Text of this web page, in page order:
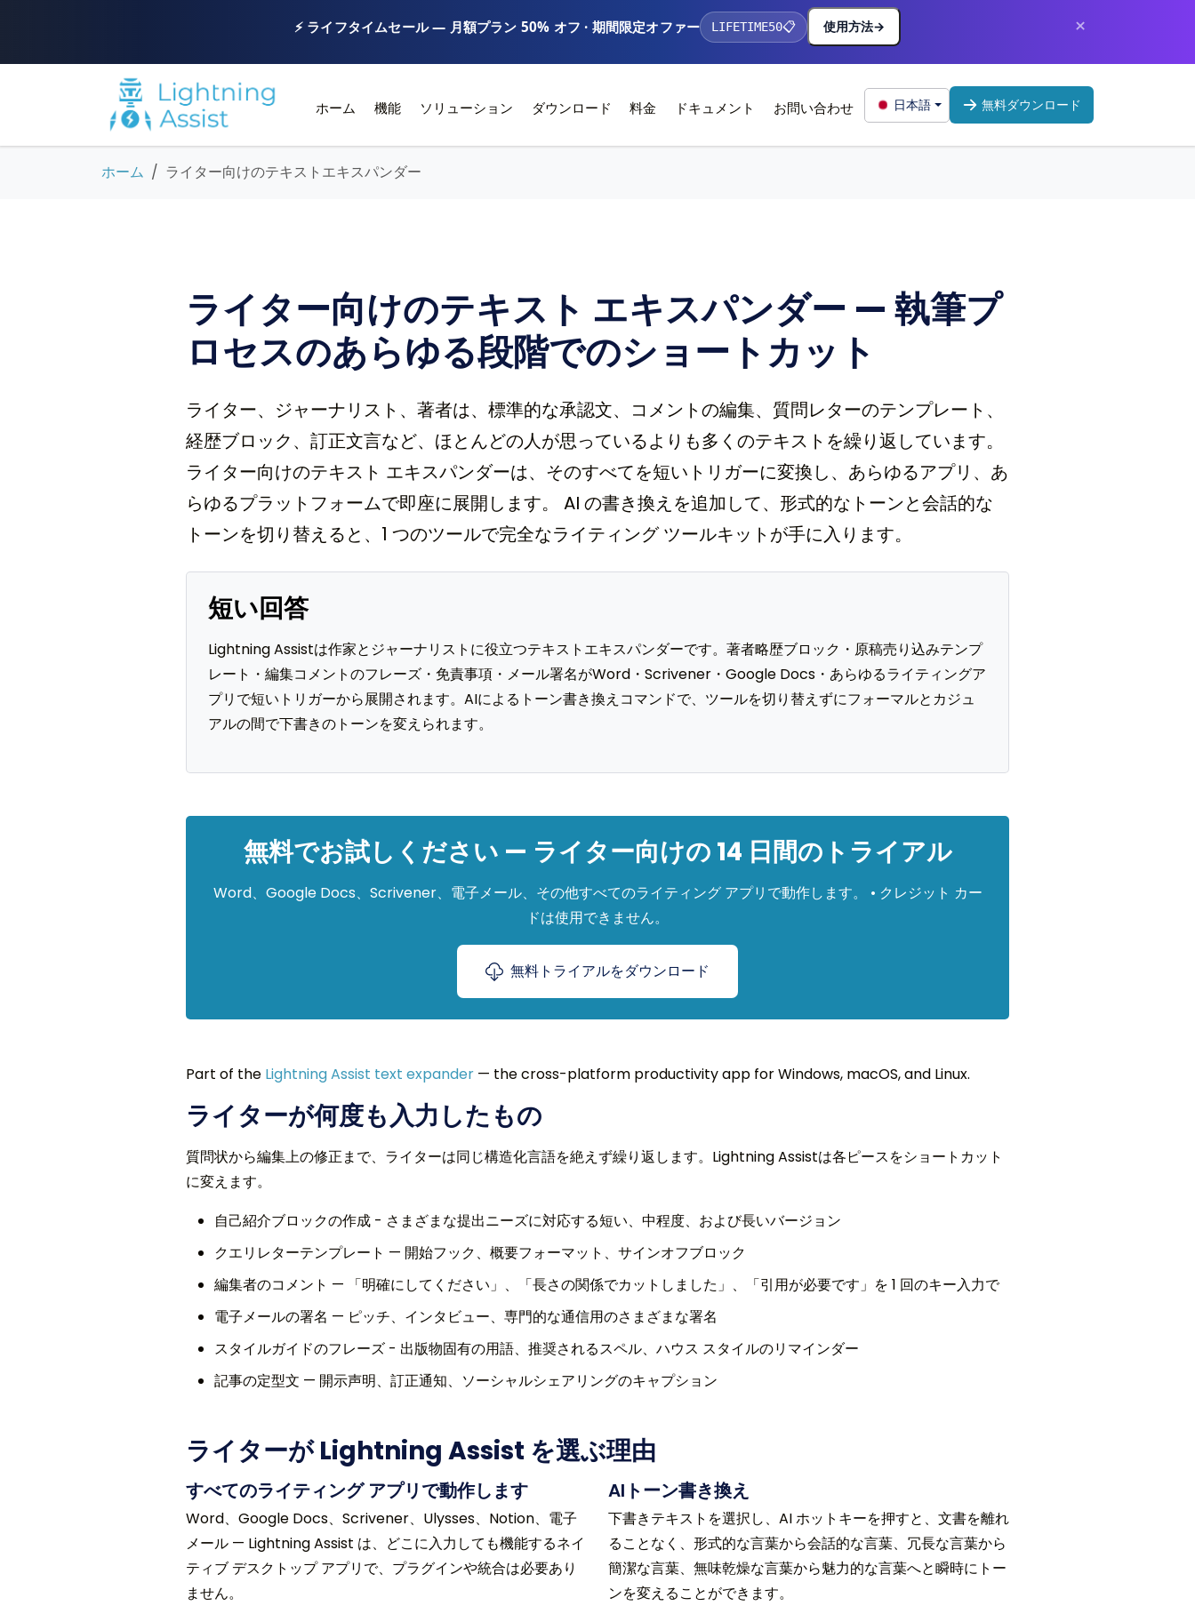
⚡ ライフタイムセール — 月額プラン 50% オフ · 期間限定オファー LIFETIME50📋 使用方法→ ×
ホーム 機能 ソリューション ダウンロード 料金 ドキュメント お問い合わせ 日本語 無料ダウンロード
ホーム ライター向けのテキストエキスパンダー
ライター向けのテキスト エキスパンダー — 執筆プ
ロセスのあらゆる段階でのショートカット
ライター、ジャーナリスト、著者は、標準的な承認文、コメントの編集、質問レターのテンプレート、
経歴ブロック、訂正文言など、ほとんどの人が思っているよりも多くのテキストを繰り返しています。
ライター向けのテキスト エキスパンダーは、そのすべてを短いトリガーに変換し、あらゆるアプリ、あ
らゆるプラットフォームで即座に展開します。 AI の書き換えを追加して、形式的なトーンと会話的な
トーンを切り替えると、1 つのツールで完全なライティング ツールキットが手に入ります。
短い回答
Lightning Assistは作家とジャーナリストに役立つテキストエキスパンダーです。著者略歴ブロック・原稿売り込みテンプ
レート・編集コメントのフレーズ・免責事項・メール署名がWord・Scrivener・Google Docs・あらゆるライティングア
プリで短いトリガーから展開されます。AIによるトーン書き換えコマンドで、ツールを切り替えずにフォーマルとカジュ
アルの間で下書きのトーンを変えられます。
無料でお試しください — ライター向けの 14 日間のトライアル
Word、Google Docs、Scrivener、電子メール、その他すべてのライティング アプリで動作します。 • クレジット カー
ドは使用できません。
無料トライアルをダウンロード
Part of the Lightning Assist text expander — the cross-platform productivity app for Windows, macOS, and Linux.
ライターが何度も入力したもの
質問状から編集上の修正まで、ライターは同じ構造化言語を絶えず繰り返します。Lightning Assistは各ピースをショートカット
に変えます。
自己紹介ブロックの作成 - さまざまな提出ニーズに対応する短い、中程度、および長いバージョン
クエリレターテンプレート — 開始フック、概要フォーマット、サインオフブロック
編集者のコメント — 「明確にしてください」、「長さの関係でカットしました」、「引用が必要です」を 1 回のキー入力で
電子メールの署名 — ピッチ、インタビュー、専門的な通信用のさまざまな署名
スタイルガイドのフレーズ - 出版物固有の用語、推奨されるスペル、ハウス スタイルのリマインダー
記事の定型文 — 開示声明、訂正通知、ソーシャルシェアリングのキャプション
ライターが Lightning Assist を選ぶ理由
すべてのライティング アプリで動作します
Word、Google Docs、Scrivener、Ulysses、Notion、電子
メール — Lightning Assist は、どこに入力しても機能するネイ
ティブ デスクトップ アプリで、プラグインや統合は必要あり
ません。
AIトーン書き換え
下書きテキストを選択し、AI ホットキーを押すと、文書を離れ
ることなく、形式的な言葉から会話的な言葉、冗長な言葉から
簡潔な言葉、無味乾燥な言葉から魅力的な言葉へと瞬時にトー
ンを変えることができます。